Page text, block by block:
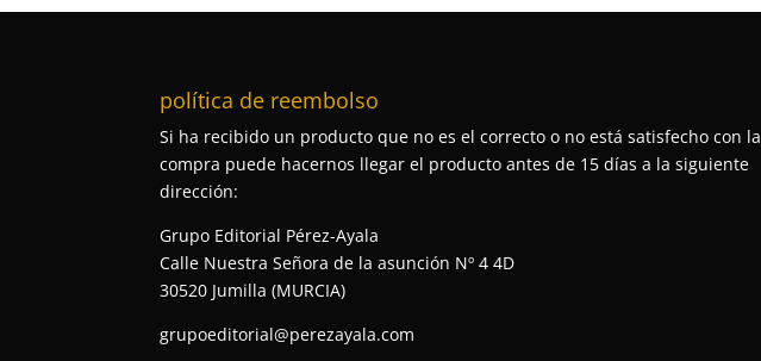
política de reembolso
Si ha recibido un producto que no es el correcto o no está satisfecho con la
compra puede hacernos llegar el producto antes de 15 días a la siguiente
dirección:
Grupo Editorial Pérez-Ayala
Calle Nuestra Señora de la asunción Nº 4 4D
30520 Jumilla (MURCIA)
grupoeditorial@perezayala.com